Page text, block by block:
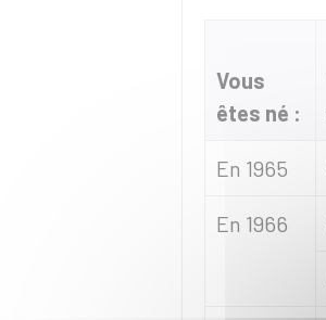
Vous
êtes né :
En 1965
En 1966